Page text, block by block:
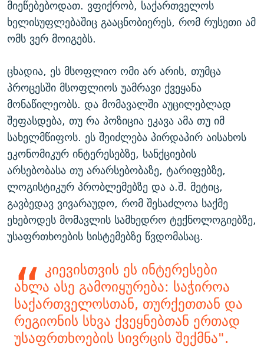
მიეწებებოდათ. ვფიქრობ, საქართველოს
ხელისუფლებაშიც გააცნობიერეს, რომ რუსეთი ამ
ომს ვერ მოიგებს.
ცხადია, ეს მსოფლიო ომი არ არის, თუმცა
პროცესში მსოფლიოს უამრავი ქვეყანა
მონაწილეობს. და მომავალში აუცილებლად
შეფასდება, თუ რა პოზიცია ეკავა ამა თუ იმ
სახელმწიფოს. ეს შეიძლება პირდაპირ აისახოს
ეკონომიკურ ინტერესებზე, სანქციების
არსებობასა თუ არარსებობაზე, ტარიფებზე,
ლოგისტიკურ პრობლემებზე და ა.შ. მეტიც,
გავბედავ ვივარაუდო, რომ შესაძლოა საქმე
ეხებოდეს მომავლის სამხედრო ტექნოლოგიებზე,
უსაფრთხოების სისტემებზე წვდომასაც.
კიევისთვის ეს ინტერესები
ახლა ასე გამოიყურება: საჭიროა
საქართველოსთან, თურქეთთან და
რეგიონის სხვა ქვეყნებთან ერთად
უსაფრთხოების სივრცის შექმნა".